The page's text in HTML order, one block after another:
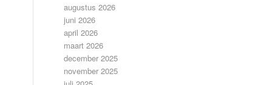
augustus 2026
juni 2026
april 2026
maart 2026
december 2025
november 2025